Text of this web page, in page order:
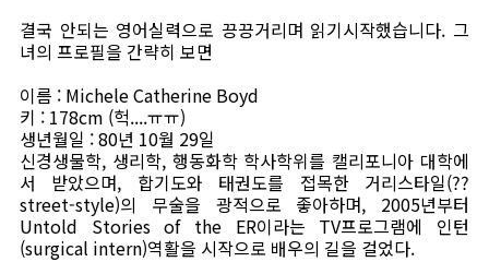
결국 안되는 영어실력으로 끙끙거리며 읽기시작했습니다. 그
녀의 프로필을 간략히 보면
이름 : Michele Catherine Boyd
키 : 178cm (헉....ㅠㅠ)
생년월일 : 80년 10월 29일
신경생물학, 생리학, 행동화학 학사학위를 캘리포니아 대학에
서 받았으며, 합기도와 태권도를 접목한 거리스타일(??
street-style)의 무술을 광적으로 좋아하며, 2005년부터
Untold Stories of the ER이라는 TV프로그램에 인턴
(surgical intern)역활을 시작으로 배우의 길을 걸었다.